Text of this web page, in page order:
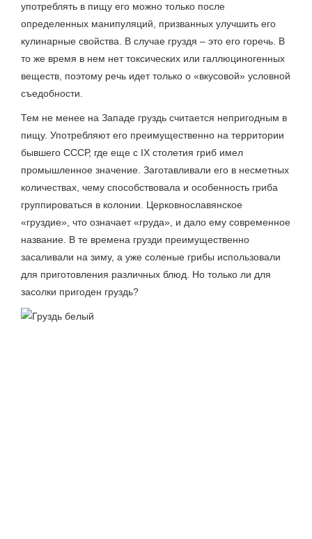
употреблять в пищу его можно только после
определенных манипуляций, призванных улучшить его
кулинарные свойства. В случае груздя – это его горечь. В
то же время в нем нет токсических или галлюциногенных
веществ, поэтому речь идет только о «вкусовой» условной
съедобности.
Тем не менее на Западе груздь считается непригодным в
пищу. Употребляют его преимущественно на территории
бывшего СССР, где еще с IX столетия гриб имел
промышленное значение. Заготавливали его в несметных
количествах, чему способствовала и особенность гриба
группироваться в колонии. Церковнославянское
«груздие», что означает «груда», и дало ему современное
название. В те времена грузди преимущественно
засаливали на зиму, а уже соленые грибы использовали
для приготовления различных блюд. Но только ли для
засолки пригоден груздь?